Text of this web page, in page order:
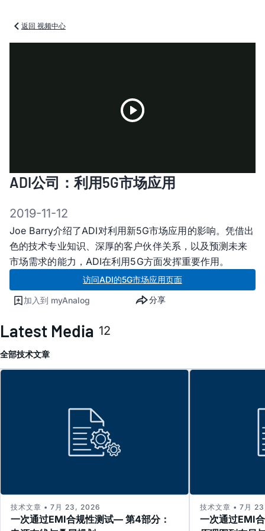
返回 视频中心
Video
ADI公司：利用5G市场应用
2019-11-12
Joe Barry介绍了ADI对利用新5G市场应用的影响。凭借出
色的技术专业知识、深厚的客户伙伴关系，以及预测未来
市场需求的能力，ADI在利用5G方面发挥重要作用。
访问ADI的5G市场应用页面
加入到 myAnalog 分享
Latest Media 12
全部技术文章
一次通过EMI合规性测试— 第4部分：
技术文章 • 7月 23, 2026
一次通过EMI
技术文章 • 7月